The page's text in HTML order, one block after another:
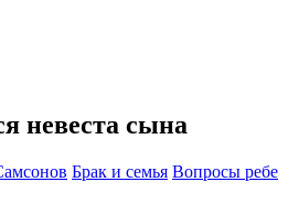
невеста сына
Брак и семья Вопросы ребе